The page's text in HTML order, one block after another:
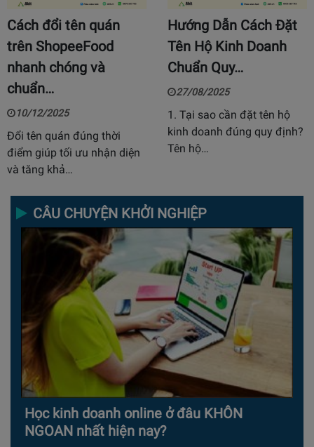
Cách đổi tên quán
trên ShopeeFood
nhanh chóng và
chuẩn…
10/12/2025
Đổi tên quán đúng thời
điểm giúp tối ưu nhận diện
và tăng khả…
Hướng Dẫn Cách Đặt
Tên Hộ Kinh Doanh
Chuẩn Quy…
27/08/2025
1. Tại sao cần đặt tên hộ
kinh doanh đúng quy định?
Tên hộ…
CÂU CHUYỆN KHỞI NGHIỆP
Học kinh doanh online ở đâu KHÔN
NGOAN nhất hiện nay?